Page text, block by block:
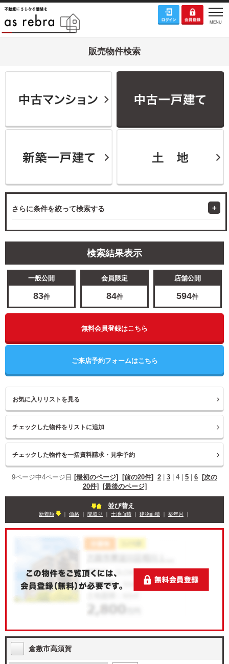
販売物件検索
さらに条件を絞って検索する
検索結果表示
一般公開
83件
会員限定
84件
店舗公開
594件
無料会員登録はこちら
ご来店予約フォームはこちら
お気に入りリストを見る
9ページ中4ページ目 [最初のページ] [前の20件] 2 3 4| 5 6
[次の
20件]
[最後のページ]
並び替え
新着順 ｜ 価格 ｜ 間取り ｜ 土地面積 ｜ 建物面積 ｜ 築年月 ｜
倉敷市高須賀